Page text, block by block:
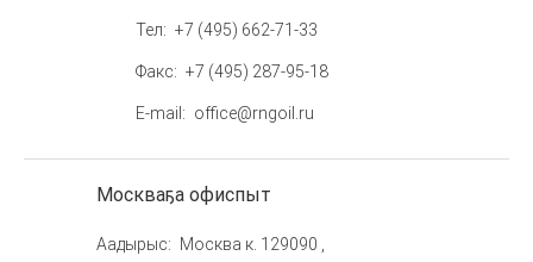
Тел
+7 (495) 662-71-33
Факс
+7 (495) 287-95-18
E-mail
office@rngoil.ru
Москваҕа офиспыт
Аадырыс
Москва к. 129090 ,